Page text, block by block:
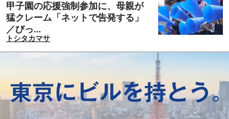
甲子園の応援強制参加に、母親が
猛クレーム「ネットで告発する」
／びっ...
トシタカマサ